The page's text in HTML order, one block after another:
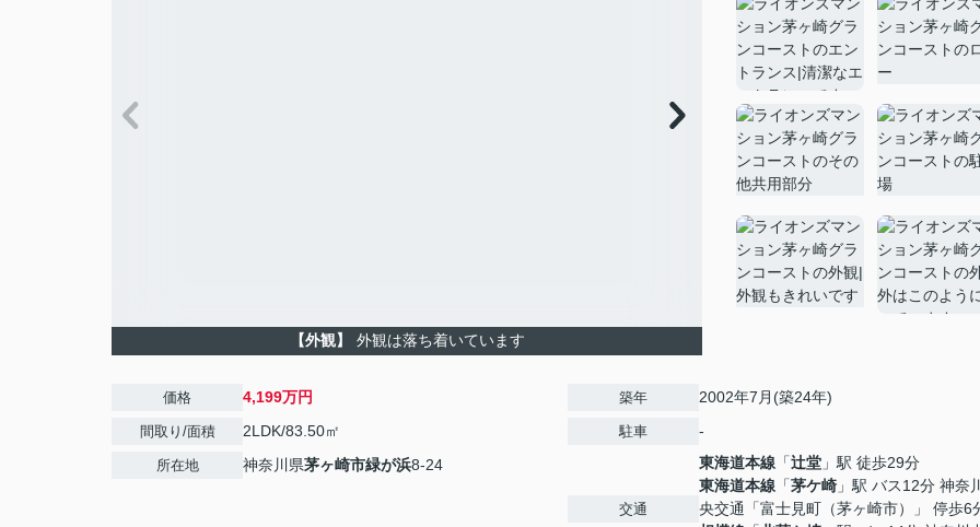
【外観】 外観は落ち着いています
価格 4,199万円
間取り/面積 2LDK/83.50㎡
所在地 神奈川県茅ヶ崎市緑が浜8-24
築年 2002年7月(築24年)
駐車 -
交通
東海道本線 「辻堂 」駅 徒歩29分
東海道本線 「茅ケ崎 」駅 バス12分 神奈
央交通「富士見町（茅ヶ崎市）」 停歩6